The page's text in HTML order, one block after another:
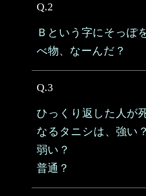
Q.2
Ｂという字にそっぽ
べ物、なーんだ？
Q.3
ひっくり返した人が
なるタニシは、強い？
弱い？
普通？